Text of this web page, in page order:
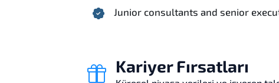
Junior consultants and senior
Kariyer Fırsatları